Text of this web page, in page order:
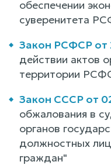
обеспечении
суверенитета
Закон РСФСР от
действии актов
территории
Закон СССР от
обжалования в
органов
должностных
граждан"